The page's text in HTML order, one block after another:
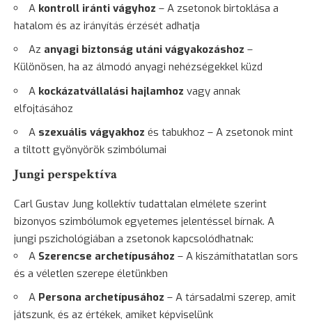
A kontroll iránti vágyhoz – A zsetonok birtoklása a
hatalom és az irányítás érzését adhatja
Az anyagi biztonság utáni vágyakozáshoz –
Különösen, ha az álmodó anyagi nehézségekkel küzd
A kockázatvállalási hajlamhoz vagy annak
elfojtásához
A szexuális vágyakhoz és tabukhoz – A zsetonok mint
a tiltott gyönyörök szimbólumai
Jungi perspektíva
Carl Gustav Jung kollektív tudattalan elmélete szerint
bizonyos szimbólumok egyetemes jelentéssel bírnak. A
jungi pszichológiában a zsetonok kapcsolódhatnak:
A Szerencse archetípusához – A kiszámíthatatlan sors
és a véletlen szerepe életünkben
A Persona archetípusához – A társadalmi szerep, amit
játszunk, és az értékek, amiket képviselünk